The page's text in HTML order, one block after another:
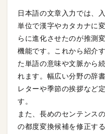
日本語の文章入力では、
単位で漢字やカタカナに
らに進化させたのが推測
機能です。これから紹介
た単語の意味や文脈から
れます。幅広い分野の辞
レターや季節の挨拶など
す。
また、長めのセンテンス
の都度変換候補を修正す